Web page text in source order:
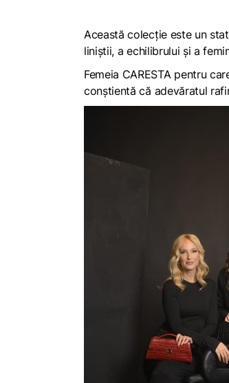
Această colecție este un
liniștii, a echilibrului și a
Femeia CARESTA pentru
conștientă că adevăratul